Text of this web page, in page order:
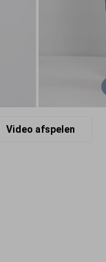
Video afspelen